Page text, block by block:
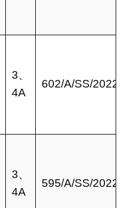
3、
4A
602/A/SS/2022
3、
4A
595/A/SS/2022